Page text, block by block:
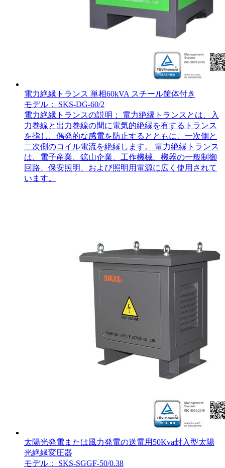
電力絶縁トランス 単相60kVA スチール筐体付き
モデル： SKS-DG-60/2
電力絶縁トランスの説明： 電力絶縁トランスとは、入
力巻線と出力巻線の間に電気的絶縁を有するトランス
を指し、偶発的な感電を防止するとともに、一次側と
二次側のコイル電流を絶縁します。 電力絶縁トランス
は、電子産業、鉱山企業、工作機械、機器の一般制御
回路、保安照明、および照明用電源に広く使用されて
います。
太陽光発電または風力発電の送電用50Kva封入型太陽
光絶縁変圧器
モデル： SKS-SGGF-50/0.38